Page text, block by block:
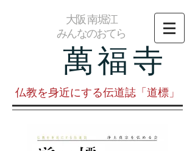
萬福寺
大阪 南堀江
みんなのおてら
仏教を身近にする伝道誌「道標」